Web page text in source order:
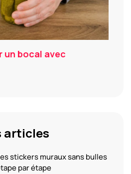
un bocal avec
articles
stickers muraux sans bulles
par étape